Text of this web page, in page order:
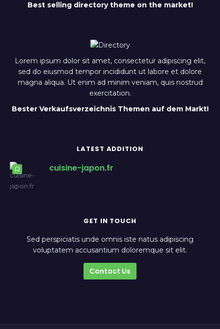
Best selling directory theme on the market!
Lorem ipsum dolor sit amet, consectetur adipiscing elit,
sed do eiusmod tempor incididunt ut labore et dolore
magna aliqua. Ut enim ad minim veniam, quis nostrud
exercitation.
Bester Verkaufsverzeichnis Themen auf dem Markt!
LATEST ADDITION
cuisine-japon.fr
GET IN TOUCH
Sed perspiciatis unde omnis iste natus adipiscing
voluptatem accusantium doloremque sit elit.
Contact Us